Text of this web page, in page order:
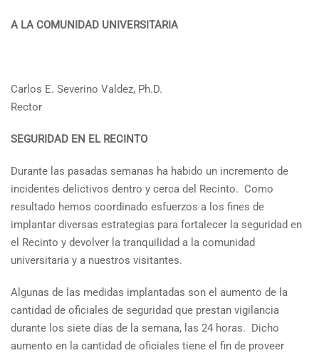
A LA COMUNIDAD UNIVERSITARIA
Carlos E. Severino Valdez, Ph.D.
Rector
SEGURIDAD EN EL RECINTO
Durante las pasadas semanas ha habido un incremento de
incidentes delictivos dentro y cerca del Recinto. Como
resultado hemos coordinado esfuerzos a los fines de
implantar diversas estrategias para fortalecer la seguridad en
el Recinto y devolver la tranquilidad a la comunidad
universitaria y a nuestros visitantes.
Algunas de las medidas implantadas son el aumento de la
cantidad de oficiales de seguridad que prestan vigilancia
durante los siete días de la semana, las 24 horas. Dicho
aumento en la cantidad de oficiales tiene el fin de proveer